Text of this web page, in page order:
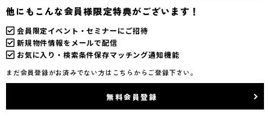
他にもこんな会員様限定特典がございます！
会員限定イベント・セミナーにご招待
新規物件情報をメールで配信
お気に入り・検索条件保存マッチング通知機能
まだ会員登録がお済みでない方はこちらからご登録下さい。
無料会員登録